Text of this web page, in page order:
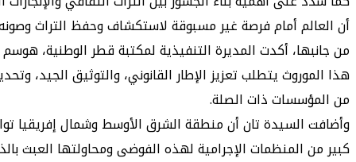
أن العالم أمام فرصة غير مسبوقة لاستكشاف وحفظ التراث
من جانبها، أكدت المديرة التنفيذية لمكتبة قطر الوطنية،
هذا الموروث يتطلب تعزيز الإطار القانوني، والتوثيق الجيد،
من المؤسسات ذات الصلة.
وأضافت السيدة تان أن منطقة الشرق الأوسط وشمال إفريقيا
كبير من المنظمات الإجرامية لهذه الفوضى ومحاولتها العبث